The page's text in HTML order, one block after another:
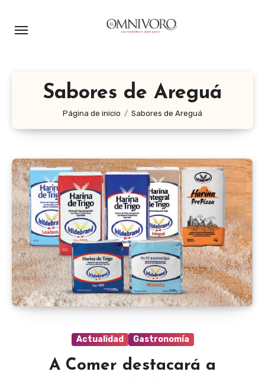
Sabores de Areguá
Página de inicio Sabores de Areguá
Actualidad Gastronomía
A Comer destacará a